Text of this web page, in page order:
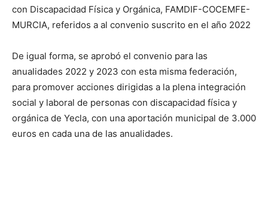
con Discapacidad Física y Orgánica, FAMDIF-COCEMFE-
MURCIA, referidos a al convenio suscrito en el año 2022
De igual forma, se aprobó el convenio para las
anualidades 2022 y 2023 con esta misma federación,
para promover acciones dirigidas a la plena integración
social y laboral de personas con discapacidad física y
orgánica de Yecla, con una aportación municipal de 3.000
euros en cada una de las anualidades.